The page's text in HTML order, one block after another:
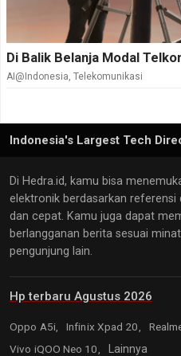
Di Balik Belanja Modal
AI@Indonesia, Telekomunikasi
Indonesia's Largest Tech
Di Hedra.id, kamu bisa
elektronik berdasarkan
dan cepat. Kamu juga dapat
berlangganan berita sesuai
pengunjung lain.
Hp terbaru Agustus 2026
Oppo A5i, Infinix Xpad 20,
Vivo iQOO Neo 10,
Lainnya